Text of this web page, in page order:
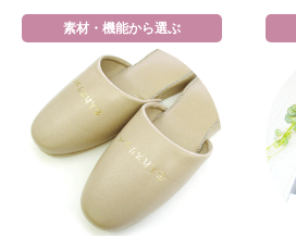
素材・機能から選ぶ